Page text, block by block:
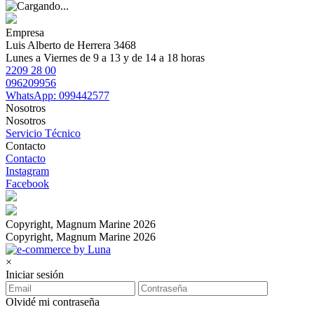
Empresa
Luis Alberto de Herrera 3468
Lunes a Viernes de 9 a 13 y de 14 a 18 horas
2209 28 00
096209956
WhatsApp: 099442577
Nosotros
Nosotros
Servicio Técnico
Contacto
Contacto
Instagram
Facebook
Copyright, Magnum Marine 2026
Copyright, Magnum Marine 2026
×
Iniciar sesión
Olvidé mi contraseña